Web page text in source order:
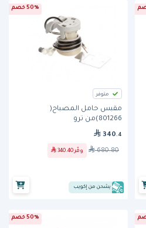
50% خصم
متوفر
مقبس حامل المصباح(
801266)من ترو
340 .4
680.80 وفّر 340.40
يشحن من إكويب
50% خصم